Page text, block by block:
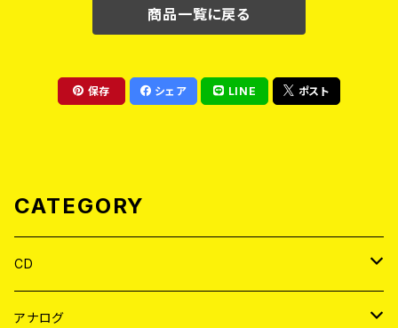
商品一覧に戻る
保存 シェア LINE ポスト
CATEGORY
CD
JAPAN
アナログ